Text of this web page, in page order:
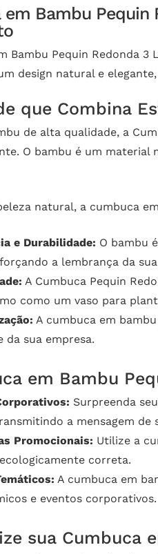
em Bambu Pequin
Bambu Pequin Redonda
design natural e
que Combina
de alta qualidade, a
O bambu é um
natural, a cumbuca
e Durabilidade: O bambu
a lembrança da
A Cumbuca Pequin
como um vaso para
A cumbuca em
da sua empresa.
em Bambu
Surpreenda
a mensagem de
Promocionais: Utilize a
correta.
A cumbuca em
e eventos corporativos.
sua Cumbuca